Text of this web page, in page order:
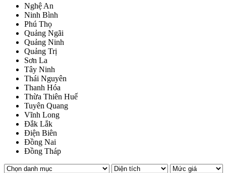
Nghệ An
Ninh Bình
Phú Thọ
Quảng Ngãi
Quảng Ninh
Quảng Trị
Sơn La
Tây Ninh
Thái Nguyên
Thanh Hóa
Thừa Thiên Huế
Tuyên Quang
Vĩnh Long
Đắk Lắk
Điện Biên
Đồng Nai
Đồng Tháp